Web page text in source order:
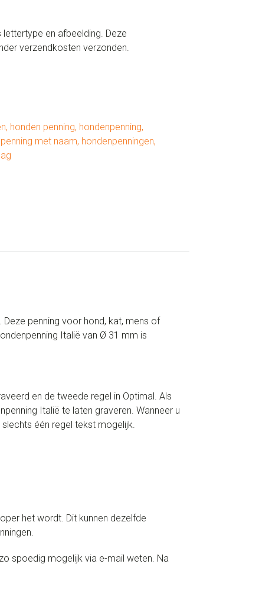
en afbeelding. Deze
verzendkosten verzonden.
, honden penning, hondenpenning,
met naam, hondenpenningen,
penning voor hond, kat, mens of
Italië van Ø 31 mm is
en de tweede regel in Optimal. Als
Italië te laten graveren. Wanneer u
één regel tekst mogelijk.
het wordt. Dit kunnen dezelfde
spoedig mogelijk via e-mail weten. Na